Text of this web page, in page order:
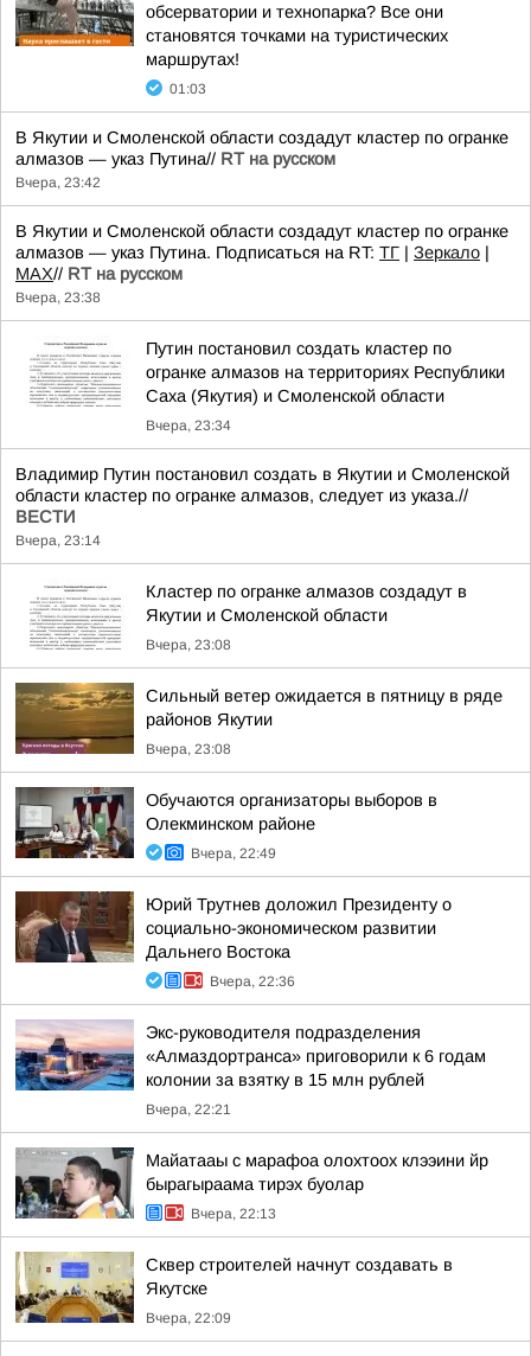
обсерватории и технопарка? Все они
становятся точками на туристических
маршрутах!
01:03
В Якутии и Смоленской области создадут кластер по огранке
алмазов — указ Путина// RT на русском
Вчера, 23:42
В Якутии и Смоленской области создадут кластер по огранке
алмазов — указ Путина. Подписаться на RT: ТГ | Зеркало |
MAX// RT на русском
Вчера, 23:38
Путин постановил создать кластер по
огранке алмазов на территориях Республики
Саха (Якутия) и Смоленской области
Вчера, 23:34
Владимир Путин постановил создать в Якутии и Смоленской
области кластер по огранке алмазов, следует из указа.//
ВЕСТИ
Вчера, 23:14
Кластер по огранке алмазов создадут в
Якутии и Смоленской области
Вчера, 23:08
Сильный ветер ожидается в пятницу в ряде
районов Якутии
Вчера, 23:08
Обучаются организаторы выборов в
Олекминском районе
Вчера, 22:49
Юрий Трутнев доложил Президенту о
социально-экономическом развитии
Дальнего Востока
Вчера, 22:36
Экс-руководителя подразделения
«Алмаздортранса» приговорили к 6 годам
колонии за взятку в 15 млн рублей
Вчера, 22:21
Майатааы с марафоа олохтоох клээини йр
бырагыраама тирэх буолар
Вчера, 22:13
Сквер строителей начнут создавать в
Якутске
Вчера, 22:09